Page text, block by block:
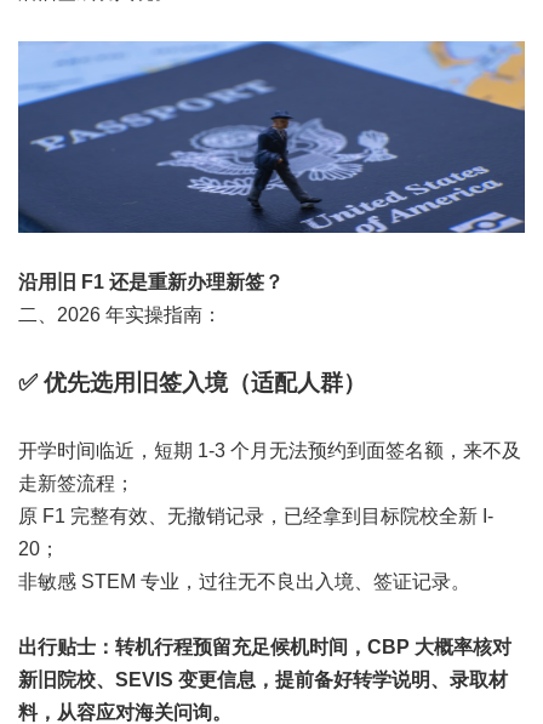
沿用旧 F1 还是重新办理新签？
二、2026 年实操指南：
✅优先选用旧签入境（适配人群）
开学时间临近，短期 1-3 个月无法预约到面签名额，来不及
走新签流程；
原 F1 完整有效、无撤销记录，已经拿到目标院校全新 I-
20；
非敏感 STEM 专业，过往无不良出入境、签证记录。
出行贴士：转机行程预留充足候机时间，CBP 大概率核对
新旧院校、SEVIS 变更信息，提前备好转学说明、录取材
料，从容应对海关问询。